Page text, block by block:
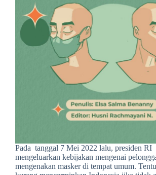
Pada tanggal 7 Mei 2022 lalu, presiden RI
mengeluarkan kebijakan mengenai
mengenakan masker di tempat umum.